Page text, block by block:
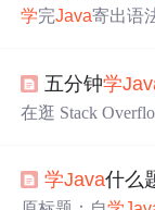
学完Java寄出语
基础，既然是基
也是需要重点学
库有mysql 和
比Oracle难度要
五分钟学
在逛 Stack
的程序员被这个
Overflow 上250
学Java什么